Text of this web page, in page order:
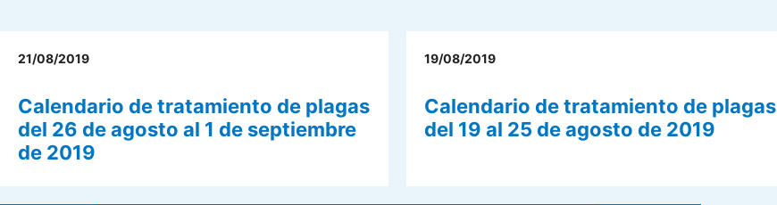
21/08/2019
Calendario de tratamiento de plagas
del 26 de agosto al 1 de septiembre
de 2019
19/08/2019
Calendario de tratamiento de plagas
del 19 al 25 de agosto de 2019